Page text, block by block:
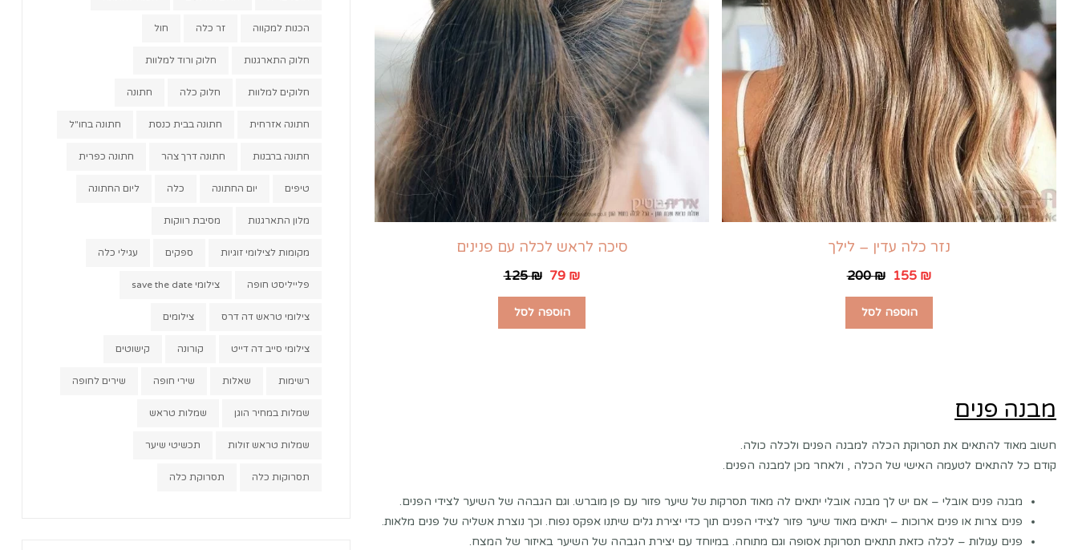
נזר כלה עדין – לילך
₪
200 ₪
הוספה לסל
סיכה לראש לכלה עם פנינים
₪
125 ₪
הוספה לסל
מבנה פנים
חשוב מאוד להתאים את תסרוקת הכלה למבנה הפנים ולכלה כולה.
קודם כל להתאים לטעמה האישי של הכלה , ולאחר מכן למבנה הפנים.
מבנה פנים אובלי – אם יש לך מבנה אובלי יתאים לה מאוד תסרקות של שיער פזור עם פן מוברש. וגם הגבהה של השיער לצידי הפנים.
פנים צרות או פנים ארוכות – יתאים מאוד שיער פזור לצידי הפנים תוך כדי יצירת גלים שיתנו אפקס נפוח. וכך נוצרת אשליה של פנים מלאות.
פנים עגולות – לכלה כזאת תתאים תסרוקת אסופה וגם מתוחה. במיוחד עם יצירת הגבהה של השיער באיזור של המצח.
הכנות למקווה זר כלה חול
חלוק התארגנות חלוק ורוד למלוות
חלוקים למלוות חלוק כלה חתונה
חתונה אזרחית חתונה בבית כנסת חתונה בחו"ל
חתונה ברבנות חתונה דרך צהר חתונה כפרית
טיפים יום החתונה כלה ליום החתונה
מלון התארגנות מסיבת רווקות
מקומות לצילומי זוגיות ספקים עגילי כלה
פלייליסט חופה צילומי save the date
צילומי טראש דה דרס צילומים
צילומי סייב דה דייט קורונה קישוטים
רשימות שאלות שירי חופה שירים לחופה
שמלות במחיר הוגן שמלות טראש
שמלות טראש זולות תכשיטי שיער
תסרוקות כלה תסרוקת כלה